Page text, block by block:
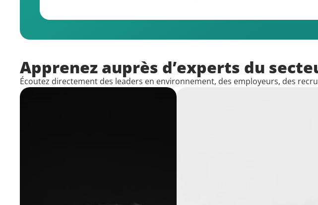
Apprenez auprès d’experts du
Écoutez directement des leaders en environnement, des employeurs, des